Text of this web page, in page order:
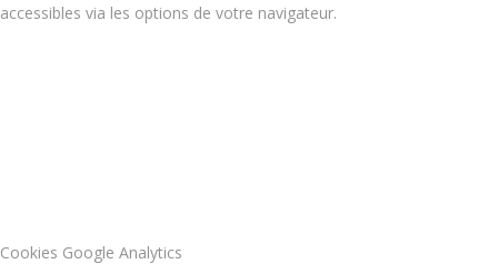
accessibles via les options de votre navigateur.
Cookies Google Analytics